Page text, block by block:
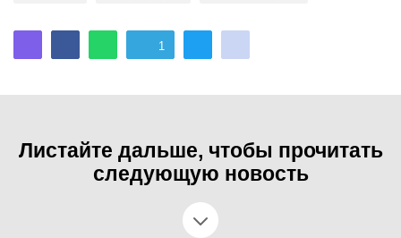
1
Листайте дальше, чтобы прочитать
следующую новость